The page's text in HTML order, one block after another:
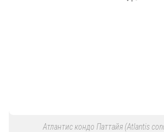
Атлантис кондо Паттайя (Atlantis